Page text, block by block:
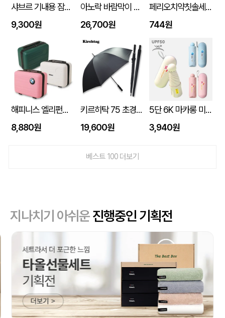
샤브르 기내용 잠금장치 있는여행용 보조 캐리어 레디백
9,300원
아노락 바람막이 자켓 주문제작 전사인쇄
26,700원
페리오치약칫솔세트
744원
해피니스 엘리펀트 베이직 인텐시브 레디백
8,880원
키르히탁 75 초경량 올카본 UV 암막우산
19,600원
5단 6K 마카롱 미니 UV 양우산
3,940원
베스트 100 더보기
지나치기 아쉬운진행중인 기획전